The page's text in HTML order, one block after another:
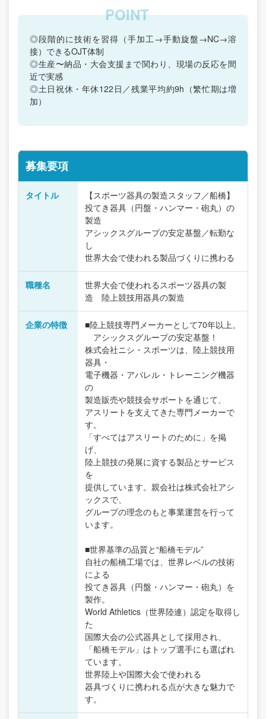
◎段階的に技術を習得（手加工→手動旋盤→NC→溶
接）できるOJT体制
◎生産〜納品・大会支援まで関わり、現場の反応を間
近で実感
◎土日祝休・年休122日／残業平均約9h（繁忙期は増
加）
募集要項
タイトル
【スポーツ器具の製造スタッフ／船橋】
投てき器具（円盤・ハンマー・砲丸）の
製造
アシックスグループの安定基盤／転勤な
し
世界大会で使われる製品づくりに携わる
職種名
世界大会で使われるスポーツ器具の製
造 陸上競技用器具の製造
企業の特徴
■陸上競技専門メーカーとして70年以上。
アシックスグループの安定基盤！
株式会社ニシ・スポーツは、陸上競技用
器具・
電子機器・アパレル・トレーニング機器
の
製造販売や競技会サポートを通じて、
アスリートを支えてきた専門メーカーで
す。
「すべてはアスリートのために」を掲
げ、
陸上競技の発展に資する製品とサービス
を
提供しています。親会社は株式会社アシ
ックスで、
グループの理念のもと事業運営を行って
います。
■世界基準の品質と“船橋モデル”
自社の船橋工場では、世界レベルの技術
による
投てき器具（円盤・ハンマー・砲丸）を
製作。
World Athletics（世界陸連）認定を取得し
た
国際大会の公式器具として採用され、
「船橋モデル」はトップ選手にも選ばれ
ています。
世界陸上や国際大会で使われる
器具づくりに携われる点が大きな魅力で
す。